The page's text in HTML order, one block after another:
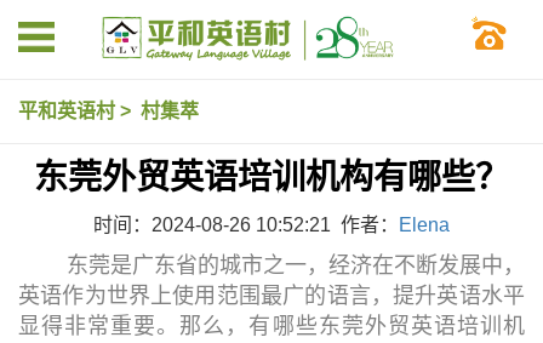
平和英语村 > 村集萃
东莞外贸英语培训机构有哪些？
时间：2024-08-26 10:52:21 作者： Elena
东莞是广东省的城市之一，经济在不断发展中，
英语作为世界上使用范围最广的语言，提升英语水平
显得非常重要。那么，有哪些东莞外贸英语培训机